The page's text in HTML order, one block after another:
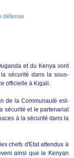
et du Kenya vont
sécurité dans la sous-
officielle à Kigali.
de la Communauté est-
sécurité et le partenariat
à la sécurité dans la
chefs d'Etat attendus à
ainsi que le Kenyan